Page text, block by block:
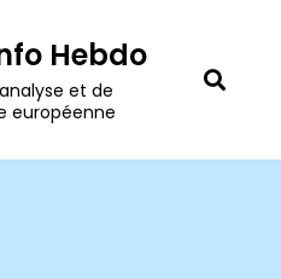
Hebdo
et de
européenne